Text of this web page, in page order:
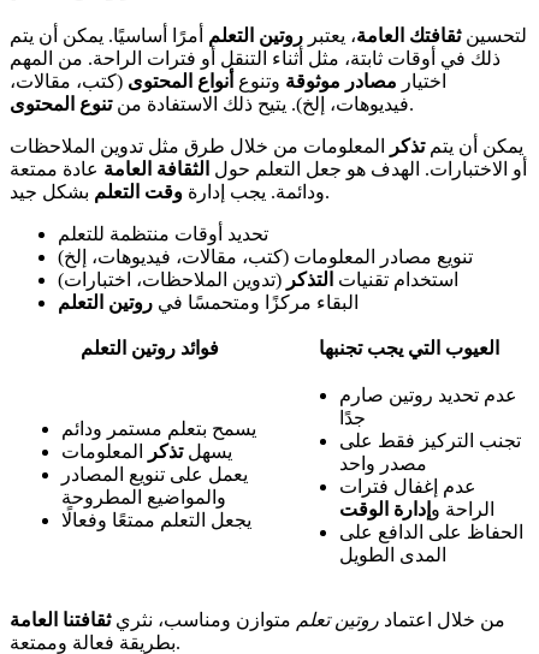
لتحسينثقافتك العامة، يعتبر روتين التعلم أمرًا أساسيًا. يمكن أن يتم
ذلك في أوقات ثابتة، مثل أثناء التنقل أو فترات الراحة. من المهم
اختيار مصادر موثوقة وتنوع أنواع المحتوى (كتب، مقالات،
فيديوهات، إلخ). يتيح ذلك الاستفادة منتنوع المحتوى .
يمكن أن يتمتذكر
المعلومات من خلال طرق مثل تدوين الملاحظات
أو الاختبارات. الهدف هو جعل التعلم حول الثقافة العامة عادة ممتعة
ودائمة. يجب إدارة وقت التعلم بشكل جيد.
تحديد أوقات منتظمة للتعلم
تنويع مصادر المعلومات (كتب، مقالات، فيديوهات، إلخ)
استخدام تقنيات التذكر (تدوين الملاحظات، اختبارات)
البقاء مركزًا ومتحمسًا في روتين التعلم
فوائد روتين التعلم العيوب التي يجب تجنبها
يسمح بتعلم مستمر ودائم
يسهلتذكر
المعلومات
يعمل على تنويع المصادر
والمواضيع المطروحة
يجعل التعلم ممتعًا وفعالًا
عدم تحديد روتين صارم
جدًا
تجنب التركيز فقط على
مصدر واحد
عدم إغفال فترات
الراحة و إدارة الوقت
الحفاظ على الدافع على
المدى الطويل
من خلال اعتماد روتين تعلم متوازن ومناسب، نثريثقافتنا العامة
بطريقة فعالة وممتعة.